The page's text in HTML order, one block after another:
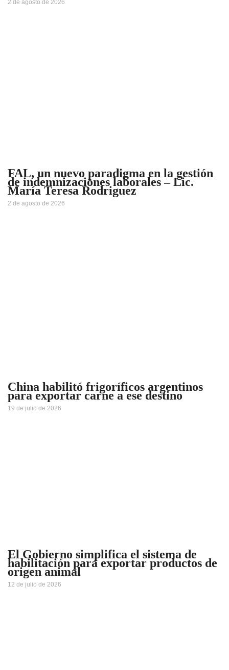
2 de agosto de 2026
FAL, un nuevo paradigma en la gestión
de indemnizaciones laborales – Lic.
María Teresa Rodriguez
2 de agosto de 2026
China habilitó frigoríficos argentinos
para exportar carne a ese destino
19 de julio de 2026
El Gobierno simplifica el sistema de
habilitación para exportar productos de
origen animal
12 de julio de 2026